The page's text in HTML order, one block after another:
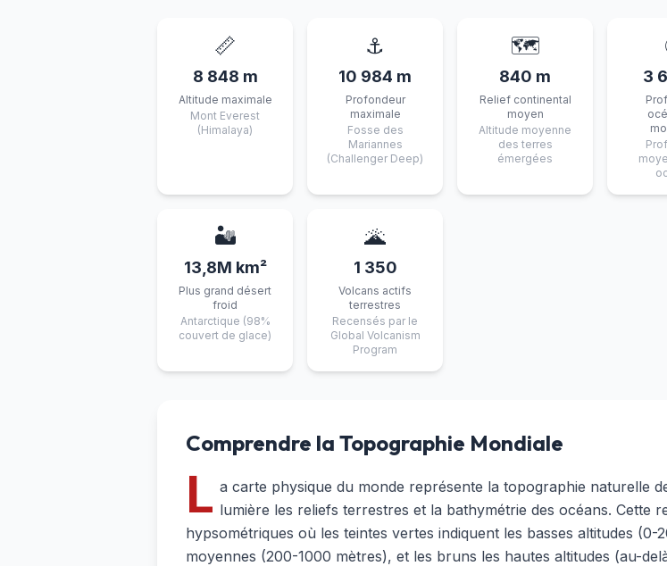
📏
8 848 m
Altitude maximale
Mont Everest
(Himalaya)
⚓
10 984 m
Profondeur
maximale
Fosse des
Mariannes
(Challenger Deep)
🗺️
840 m
Relief continental
moyen
Altitude moyenne
des terres
émergées
3
🏜️
13,8M km²
Plus grand désert
froid
Antarctique (98%
couvert de glace)
🌋
1 350
Volcans actifs
terrestres
Recensés par le
Global Volcanism
Program
Comprendre la Topographie Mondiale
L a carte physique du monde représente la topographie naturelle
lumière les reliefs terrestres et la bathymétrie des océans. Cette
hypsométriques où les teintes vertes indiquent les basses altitudes
moyennes (200-1000 mètres), et les bruns les hautes altitudes (au-